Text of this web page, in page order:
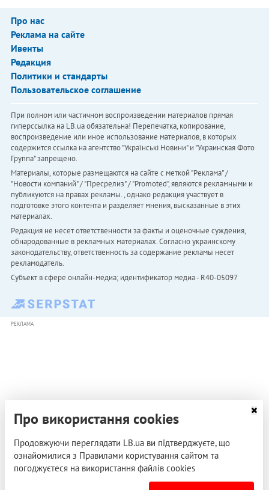
Про нас
Реклама на сайте
Ивенты
Редакция
Политики и стандарты
Пользовательское соглашение
При полном или частичном воспроизведении материалов прямая
гиперссылка на LB.ua обязательна! Перепечатка, копирование,
воспроизведение или иное использование материалов, в которых
содержится ссылка на агентство "Українськi Новини" и "Украинская Фото
Группа" запрещено.
Материалы, которые размещаются на сайте с меткой "Реклама" /
"Новости компаний" / "Пресрелиз" / "Promoted", являются рекламными и
публикуются на правах рекламы. , однако редакция участвует в
подготовке этого контента и разделяет мнения, высказанные в этих
материалах.
Редакция не несет ответственности за факты и оценочные суждения,
обнародованные в рекламных материалах. Согласно украинскому
законодательству, ответственность за содержание рекламы несет
рекламодатель.
Субъект в сфере онлайн-медиа; идентификатор медиа - R40-05097
РЕКЛАМА
Про використання cookies
Продовжуючи переглядати LB.ua ви підтверджуєте, що
ознайомилися з Правилами користування сайтом та
погоджуєтеся на використання файлів cookies